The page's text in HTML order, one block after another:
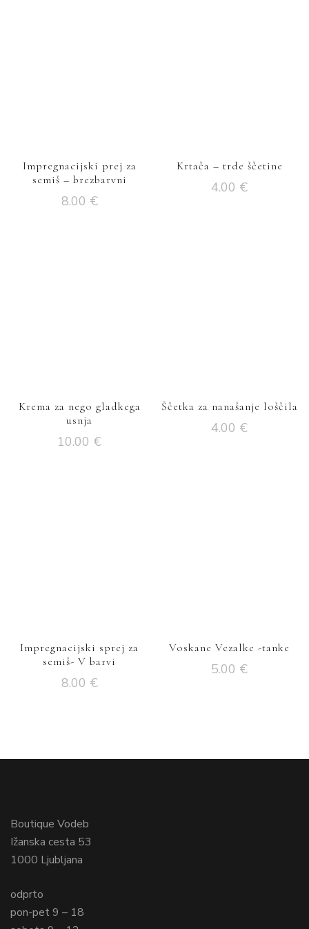
Impregnacijski prej za
semiš – brezbarvni
8.00 €
Krtača – trde ščetine
4.00 €
Krema za nego gladkega
usnja
10.00 €
Ščetka za nanašanje loščila
4.00 €
Impregnacijski sprej za
semiš- V barvi
8.00 €
Voskane Vezalke -tanke
5.00 €
Boutique Vodeb
Ižanska cesta 53
1000 Ljubljana
odprto
pon-pet 9 – 18